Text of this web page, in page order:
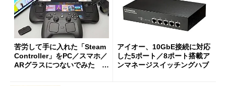
苦労して手に入れた「Steam
Controller」をPC／スマホ／
ARグラスにつないでみた ゲ
アイオー、10GbE接続に対応
した5ポート／8ポート搭載ア
ンマネージスイッチングハブ